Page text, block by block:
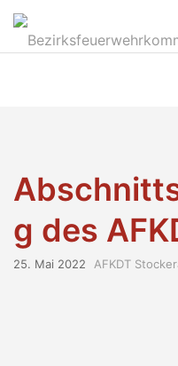
g des
25. Mai 2022 AFKDT